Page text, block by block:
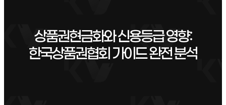
상품권현금화와 신용등급 영향:
한국상품권협회 가이드 완전 분석